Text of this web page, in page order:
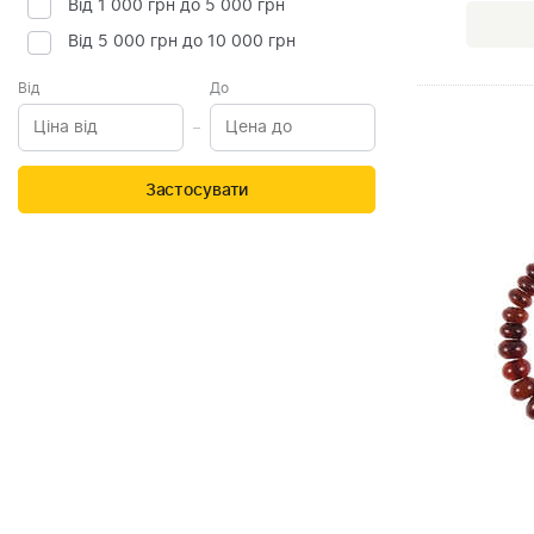
Від 1 000 грн до 5 000 грн
Від 5 000 грн до 10 000 грн
Від До
Застосувати